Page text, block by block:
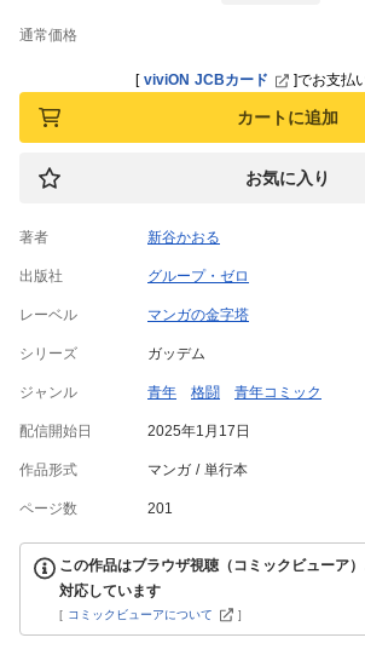
通常価格
[ viviON JCBカード ]でお支払
カートに追加
お気に入り
著者 新谷かおる
出版社 グループ・ゼロ
レーベル マンガの金字塔
シリーズ ガッデム
ジャンル 青年 格闘 青年コミック
配信開始日 2025年1月17日
作品形式 マンガ 単行本
ページ数 201
この作品はブラウザ視聴（コミックビューア
対応しています
[ コミックビューアについて ]